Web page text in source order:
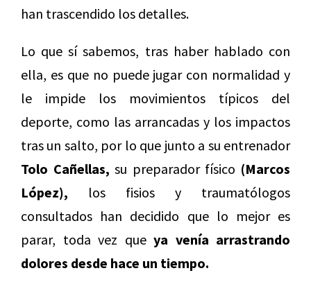
han trascendido los detalles.
Lo que sí sabemos, tras haber hablado con
ella, es que no puede jugar con normalidad y
le impide los movimientos típicos del
deporte, como las arrancadas y los impactos
tras un salto, por lo que junto a su entrenador
Tolo Cañellas, su preparador físico (Marcos
López), los fisios y traumatólogos
consultados han decidido que lo mejor es
parar, toda vez que ya venía arrastrando
dolores desde hace un tiempo.